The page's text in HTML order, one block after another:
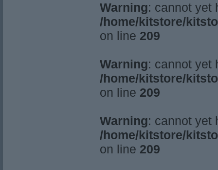
Warning: cannot yet
/home/kitstore/
on line 209
Warning: cannot yet
/home/kitstore/
on line 209
Warning: cannot yet
/home/kitstore/
on line 209